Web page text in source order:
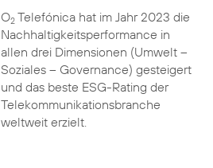
O2Telefónica hat im Jahr 2023 die
Nachhaltigkeitsperformance in
allen drei Dimensionen (Umwelt –
Soziales – Governance) gesteigert
und das beste ESG-Rating der
Telekommunikationsbranche
weltweit erzielt.